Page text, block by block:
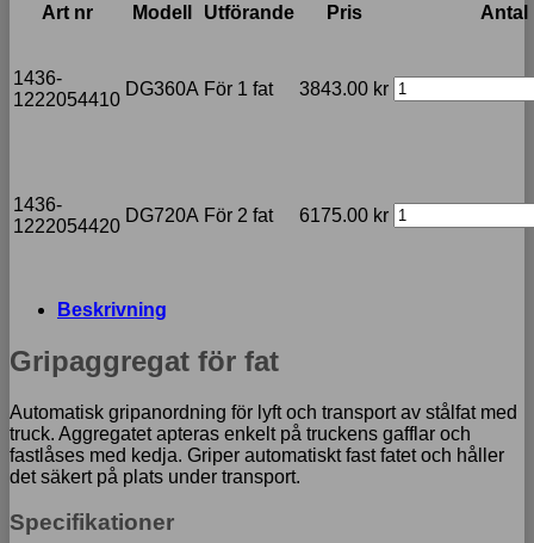
Art nr
Modell Utförande Pris Antal
1436-
1222054410
DG360A För 1 fat 3843.00 kr
1436-
1222054420
DG720A För 2 fat 6175.00 kr
Beskrivning
Gripaggregat för fat
Automatisk gripanordning för lyft och transport av stålfat med
truck. Aggregatet apteras enkelt på truckens gafflar och
fastlåses med kedja. Griper automatiskt fast fatet och håller
det säkert på plats under transport.
Specifikationer